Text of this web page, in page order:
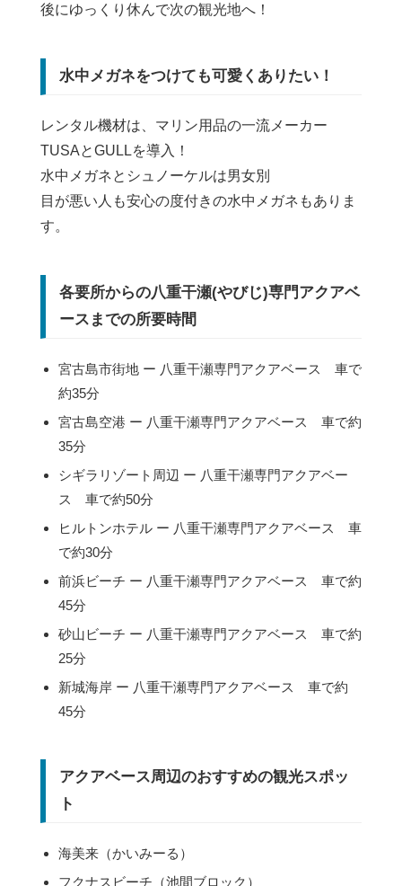
後にゆっくり休んで次の観光地へ！
水中メガネをつけても可愛くありたい！
レンタル機材は、マリン用品の一流メーカー
TUSAとGULLを導入！
水中メガネとシュノーケルは男女別
目が悪い人も安心の度付きの水中メガネもありま
す。
各要所からの八重干瀬(やびじ)専門アクアベ
ースまでの所要時間
宮古島市街地 ー 八重干瀬専門アクアベース 車で
約35分
宮古島空港 ー 八重干瀬専門アクアベース 車で約
35分
シギラリゾート周辺 ー 八重干瀬専門アクアベー
ス 車で約50分
ヒルトンホテル ー 八重干瀬専門アクアベース 車
で約30分
前浜ビーチ ー 八重干瀬専門アクアベース 車で約
45分
砂山ビーチ ー 八重干瀬専門アクアベース 車で約
25分
新城海岸 ー 八重干瀬専門アクアベース 車で約
45分
アクアベース周辺のおすすめの観光スポッ
ト
海美来（かいみーる）
フクナスビーチ（池間ブロック）